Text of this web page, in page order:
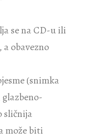
se na CD-u ili
obavezno
(snimka
sličnija
može biti